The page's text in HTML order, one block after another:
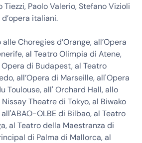
Paolo Valerio, Stefano Vizioli
italiani.
Choregies d’Orange, all’Opera
al Teatro Olimpia di Atene,
Opera di Budapest, al Teatro
all’Opera di Marseille, all'Opera
Toulouse, all' Orchard Hall, allo
Theatre di Tokyo, al Biwako
OLBE di Bilbao, al Teatro
al Teatro della Maestranza di
di Palma di Mallorca, al